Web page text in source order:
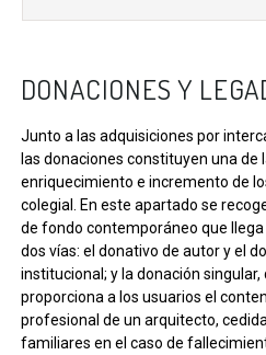
DONACIONES Y
Junto a las adquisiciones por
las donaciones constituyen una de
enriquecimiento e incremento de
colegial. En este apartado se
de fondo contemporáneo que
dos vías: el donativo de autor y el
institucional; y la donación singular,
proporciona a los usuarios el
profesional de un arquitecto,
familiares en el caso de